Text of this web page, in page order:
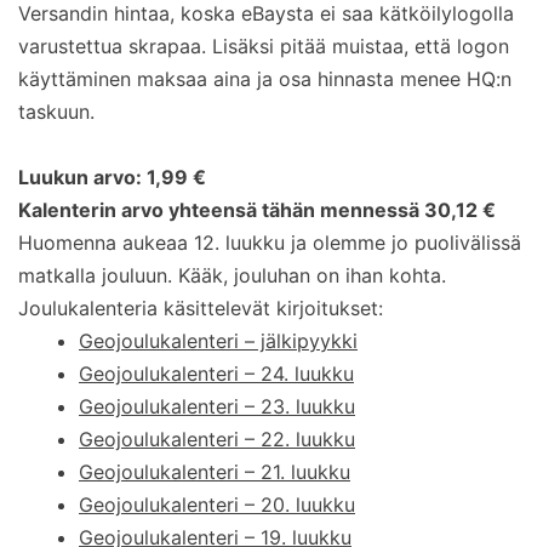
Versandin hintaa, koska eBaysta ei saa kätköilylogolla
varustettua skrapaa. Lisäksi pitää muistaa, että logon
käyttäminen maksaa aina ja osa hinnasta menee HQ:n
taskuun.
Luukun arvo: 1,99 €
Kalenterin arvo yhteensä tähän mennessä 30,12 €
Huomenna aukeaa 12. luukku ja olemme jo puolivälissä
matkalla jouluun. Kääk, jouluhan on ihan kohta.
Joulukalenteria käsittelevät kirjoitukset:
Geojoulukalenteri – jälkipyykki
Geojoulukalenteri – 24. luukku
Geojoulukalenteri – 23. luukku
Geojoulukalenteri – 22. luukku
Geojoulukalenteri – 21. luukku
Geojoulukalenteri – 20. luukku
Geojoulukalenteri – 19. luukku